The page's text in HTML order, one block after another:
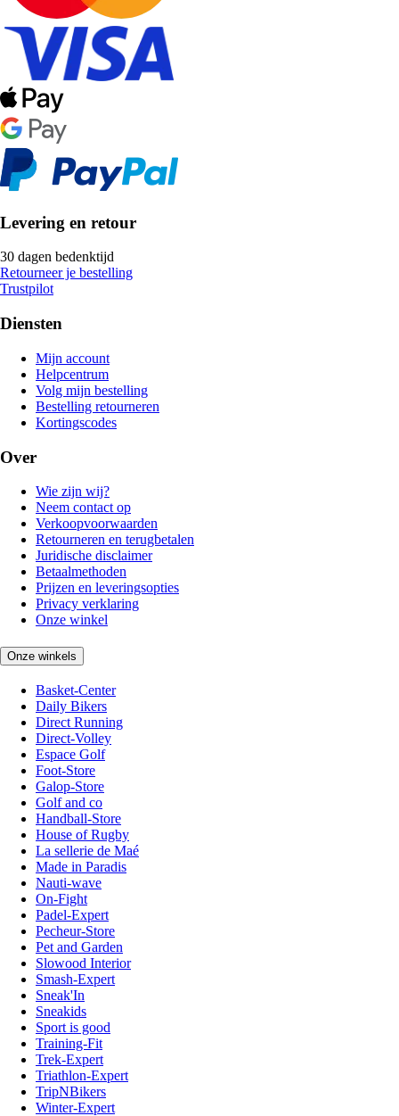
Levering en retour
30 dagen bedenktijd
Retourneer je bestelling
Trustpilot
Diensten
Mijn account
Helpcentrum
Volg mijn bestelling
Bestelling retourneren
Kortingscodes
Over
Wie zijn wij?
Neem contact op
Verkoopvoorwaarden
Retourneren en terugbetalen
Juridische disclaimer
Betaalmethoden
Prijzen en leveringsopties
Privacy verklaring
Onze winkel
Onze winkels
Basket-Center
Daily Bikers
Direct Running
Direct-Volley
Espace Golf
Foot-Store
Galop-Store
Golf and co
Handball-Store
House of Rugby
La sellerie de Maé
Made in Paradis
Nauti-wave
On-Fight
Padel-Expert
Pecheur-Store
Pet and Garden
Slowood Interior
Smash-Expert
Sneak'In
Sneakids
Sport is good
Training-Fit
Trek-Expert
Triathlon-Expert
TripNBikers
Winter-Expert